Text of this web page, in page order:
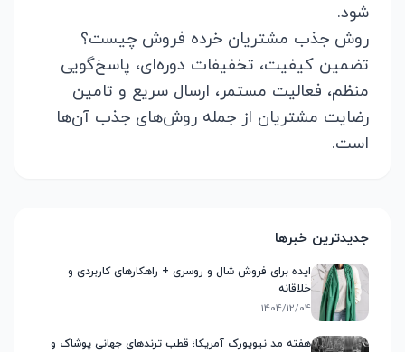
شود.
روش جذب مشتریان خرده فروش چیست؟
تضمین کیفیت، تخفیفات دوره‌ای، پاسخ‌گویی
منظم، فعالیت مستمر، ارسال سریع و تامین
رضایت مشتریان از جمله روش‌های جذب آن‌ها
است.
جدیدترین خبرها
ایده برای فروش شال و روسری + راهکارهای کاربردی و
خلاقانه
1404/12/04
هفته مد نیویورک آمریکا؛ قطب ترندهای جهانی پوشاک و